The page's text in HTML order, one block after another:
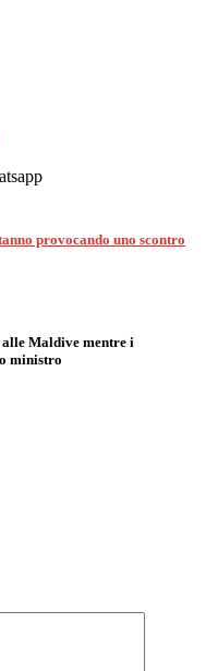
provocando uno scontro
Maldive mentre i
ministro